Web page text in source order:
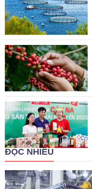
ĐỌC NHIỀU